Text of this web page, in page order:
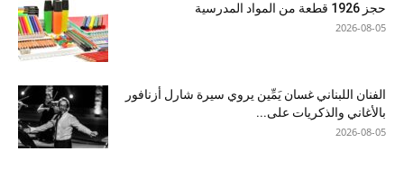
حجز 1926 قطعة من المواد المدرسية
2026-08-05
الفنان اللبناني غسان يَمِّين يروي سيرة شارل أزنافور
بالأغاني والذكريات على...
2026-08-05